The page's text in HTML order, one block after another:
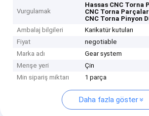
Vurgulamak
Hassas CNC Torna
CNC Torna
CNC Torna Pinyon
Ambalaj bilgileri
Karikatür kutuları
Fiyat
negotiable
Marka adı
Gear system
Menşe yeri
Çin
Min sipariş miktarı
1 parça
Daha fazla göster